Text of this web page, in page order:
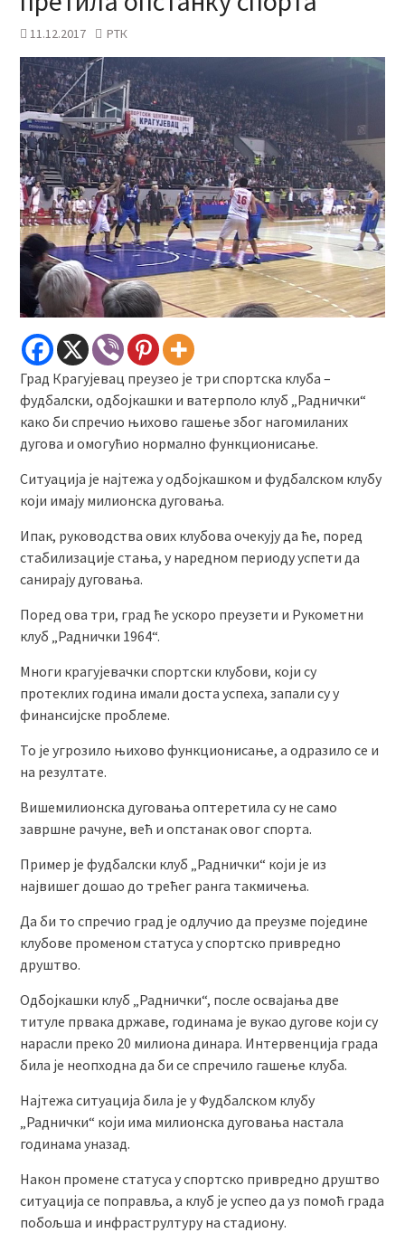
11.12.2017 РТК
Град Крагујевац преузео је три спортска клуба –
фудбалски, одбојкашки и ватерполо клуб „Раднички“
како би спречио њихово гашење због нагомиланих
дугова и омогућио нормално функционисање.
Ситуација је најтежа у одбојкашком и фудбалском клубу
који имају милионска дуговања.
Ипак, руководства ових клубова очекују да ће, поред
стабилизације стања, у наредном периоду успети да
санирају дуговања.
Поред ова три, град ће ускоро преузети и Рукометни
клуб „Раднички 1964“.
Многи крагујевачки спортски клубови, који су
протеклих година имали доста успеха, запали су у
финансијске проблеме.
То је угрозило њихово функционисање, а одразило се и
на резултате.
Вишемилионска дуговања оптеретила су не само
завршне рачуне, већ и опстанак овог спорта.
Пример је фудбалски клуб „Раднички“ који је из
највишег дошао до трећег ранга такмичења.
Да би то спречио град је одлучио да преузме поједине
клубове променом статуса у спортско привредно
друштво.
Одбојкашки клуб „Раднички“, после освајања две
титуле првака државе, годинама је вукао дугове који су
нарасли преко 20 милиона динара. Интервенција града
била је неопходна да би се спречило гашење клуба.
Најтежа ситуација била је у Фудбалском клубу
„Раднички“ који има милионска дуговања настала
годинама уназад.
Након промене статуса у спортско привредно друштво
ситуација се поправља, а клуб је успео да уз помоћ града
побољша и инфрастрултуру на стадиону.